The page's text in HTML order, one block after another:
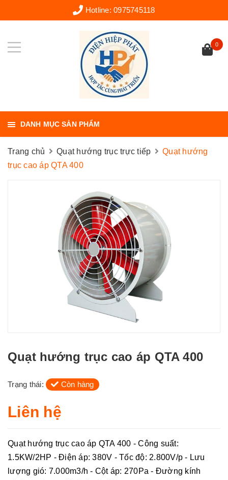
Hotline:0975745118
0
DANH MỤC SẢN PHẨM
Trang chủ Quạt hướng trục trực tiếp
Quạt hướng
trục cao áp QTA 400
Quạt hướng trục cao áp QTA 400
Trạng thái: Còn hàng
Liên hệ
Quạt hướng trục cao áp QTA 400 - Công suất:
1.5KW/2HP - Điện áp: 380V - Tốc độ: 2.800V/p - Lưu
lượng gió: 7.000m3/h - Cột áp: 270Pa - Đường kính